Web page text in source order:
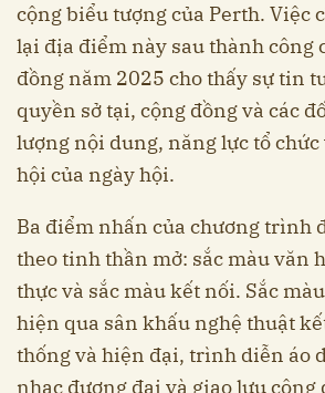
cộng biểu tượng của Perth. Việc
lại địa điểm này sau thành công
đồng năm 2025 cho thấy sự tin
quyền sở tại, cộng đồng và các
lượng nội dung, năng lực tổ chức
hội của ngày hội.
Ba điểm nhấn của chương trình
theo tinh thần mở: sắc màu văn
thực và sắc màu kết nối. Sắc
hiện qua sân khấu nghệ thuật
thống và hiện đại, trình diễn áo
nhạc đương đại và giao lưu cộng